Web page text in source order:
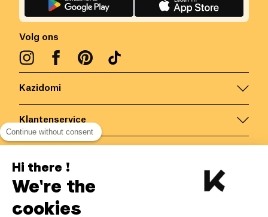
Kazidomi
Klantenservice
Volg ons
België/ NL
Continue without consent
Hi there !
We're the
cookies